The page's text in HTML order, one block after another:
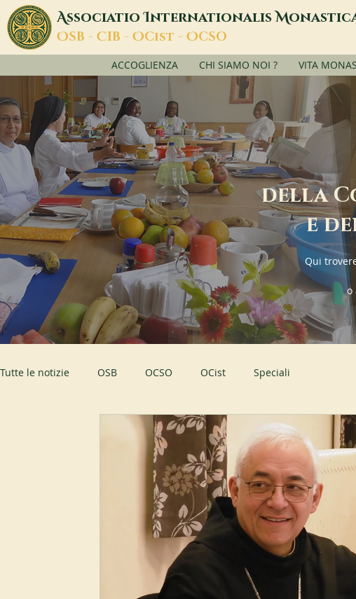
AssociatioInternationalisM
OSB - CIB - OCist - OCSO
ACCOGLIENZA CHI SIAMO NOI ? VITA
della
e
Qui
o
Tutte le notizie OSB OCSO OCist Speciali